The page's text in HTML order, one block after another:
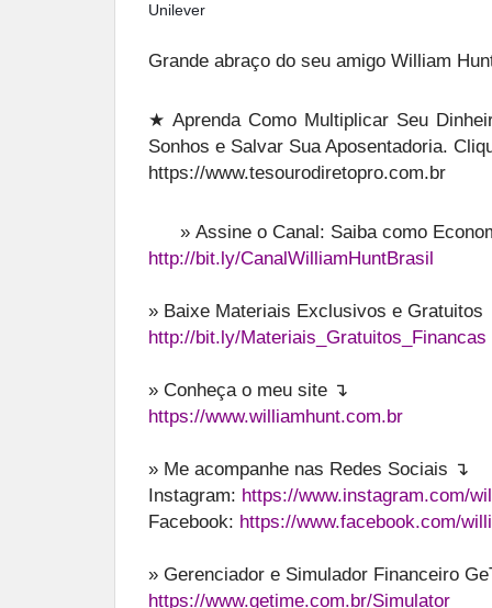
Unilever
Grande abraço do seu amigo William
★ Aprenda Como Multiplicar Seu
Sonhos e Salvar Sua Aposentadoria.
https://www.tesourodiretopro.com.br
» Assine o Canal: Saiba como
http://bit.ly/CanalWilliamHuntBrasil
» Baixe Materiais Exclusivos e Gratuitos
http://bit.ly/Materiais_Gratuitos_Financas
» Conheça o meu site ↴
https://www.williamhunt.com.br
» Me acompanhe nas Redes Sociais ↴
Instagram: https://www.instagram.com/
Facebook: https://www.facebook.com/
» Gerenciador e Simulador Financeiro
https://www.getime.com.br/Simulator